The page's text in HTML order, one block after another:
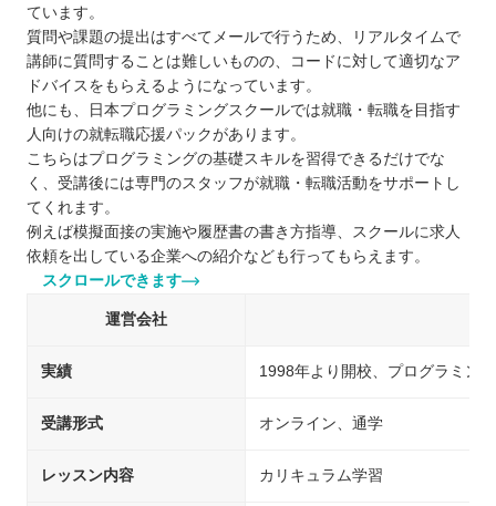
ています。
質問や課題の提出はすべてメールで行うため、リアルタイムで
講師に質問することは難しいものの、コードに対して適切なア
ドバイスをもらえるようになっています。
他にも、日本プログラミングスクールでは就職・転職を目指す
人向けの就転職応援パックがあります。
こちらはプログラミングの基礎スキルを習得できるだけでな
く、受講後には専門のスタッフが就職・転職活動をサポートし
てくれます。
例えば模擬面接の実施や履歴書の書き方指導、スクールに求人
依頼を出している企業への紹介なども行ってもらえます。
スクロールできます
運営会社
実績 1998年より開校、プログラミン
受講形式 オンライン、通学
レッスン内容 カリキュラム学習